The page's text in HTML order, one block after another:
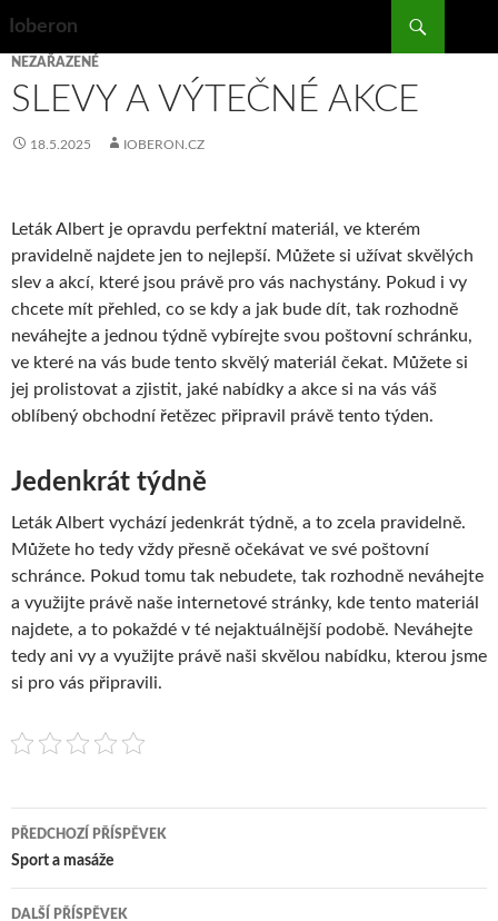
Ioberon
TO
CONTENT
NEZAŘAZENÉ
SLEVY A VÝTEČNÉ AKCE
18.5.2025 IOBERON.CZ
Leták Albert je opravdu perfektní materiál, ve kterém
pravidelně najdete jen to nejlepší. Můžete si užívat skvělých
slev a akcí, které jsou právě pro vás nachystány. Pokud i vy
chcete mít přehled, co se kdy a jak bude dít, tak rozhodně
neváhejte a jednou týdně vybírejte svou poštovní schránku,
ve které na vás bude tento skvělý materiál čekat. Můžete si
jej prolistovat a zjistit, jaké nabídky a akce si na vás váš
oblíbený obchodní řetězec připravil právě tento týden.
Jedenkrát týdně
Leták Albert vychází jedenkrát týdně, a to zcela pravidelně.
Můžete ho tedy vždy přesně očekávat ve své poštovní
schránce. Pokud tomu tak nebudete, tak rozhodně neváhejte
a využijte právě naše internetové stránky, kde tento materiál
najdete, a to pokaždé v té nejaktuálnější podobě. Neváhejte
tedy ani vy a využijte právě naši skvělou nabídku, kterou jsme
si pro vás připravili.
Navigace
pro
příspěvky
PŘEDCHOZÍ PŘÍSPĚVEK
Sport a masáže
DALŠÍ PŘÍSPĚVEK